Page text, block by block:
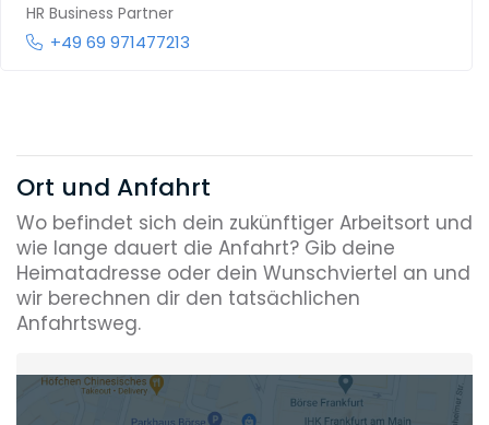
HR Business Partner
+49 69 971477213
Ort und Anfahrt
Wo befindet sich dein zukünftiger Arbeitsort und
wie lange dauert die Anfahrt? Gib deine
Heimatadresse oder dein Wunschviertel an und
wir berechnen dir den tatsächlichen
Anfahrtsweg.
Heimatadresse oder Wunschort